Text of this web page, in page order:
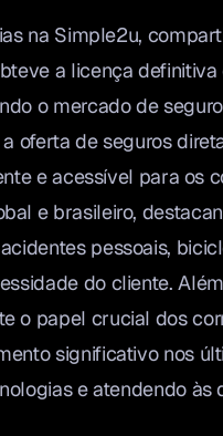
na Simple2u,
a licença
o mercado de
oferta de seguros
e acessível para os
e brasileiro,
pessoais,
do cliente.
o papel crucial dos
significativo nos
e atendendo às